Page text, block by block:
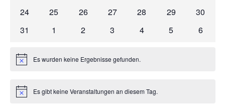
0
24
0
25
0
26
0
27
0
28
0
29
0
30
0
31
0
1
0
2
0
3
0
4
0
5
0
6
HinweisEs wurden keine Ergebnisse gefunden.
HinweisEs gibt keine Veranstaltungen an diesem Tag.